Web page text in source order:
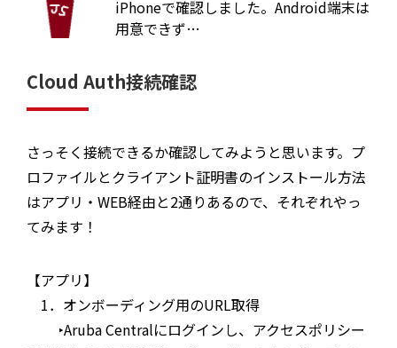
iPhoneで確認しました。Android端末は
用意できず…
Cloud Auth接続確認
さっそく接続できるか確認してみようと思います。プ
ロファイルとクライアント証明書のインストール方法
はアプリ・WEB経由と2通りあるので、それぞれやっ
てみます！
【アプリ】
1．オンボーディング用のURL取得
‣Aruba Centralにログインし、アクセスポリシー